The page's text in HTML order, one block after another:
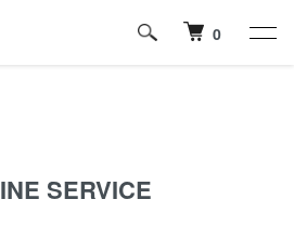
0
SERVICE